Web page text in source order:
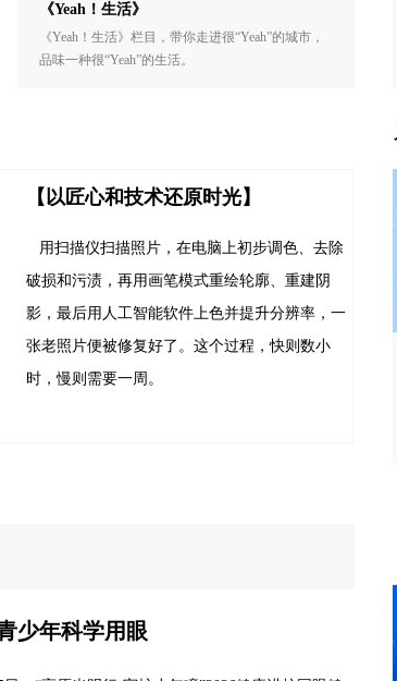
《Yeah！生活》
《Yeah！生活》栏目，带你走进很“Yeah”的城市，
品味一种很“Yeah”的生活。
【以匠心和技术还原时光】
用扫描仪扫描照片，在电脑上初步调色、去除
破损和污渍，再用画笔模式重绘轮廓、重建阴
影，最后用人工智能软件上色并提升分辨率，一
张老照片便被修复好了。这个过程，快则数小
时，慢则需要一周。
少年科学用眼